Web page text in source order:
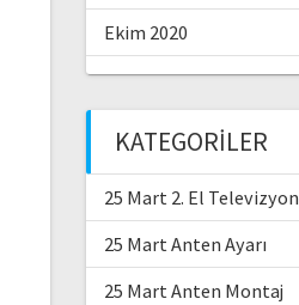
Ekim 2020
KATEGORILER
25 Mart 2. El Televizyon
25 Mart Anten Ayarı
25 Mart Anten Montaj